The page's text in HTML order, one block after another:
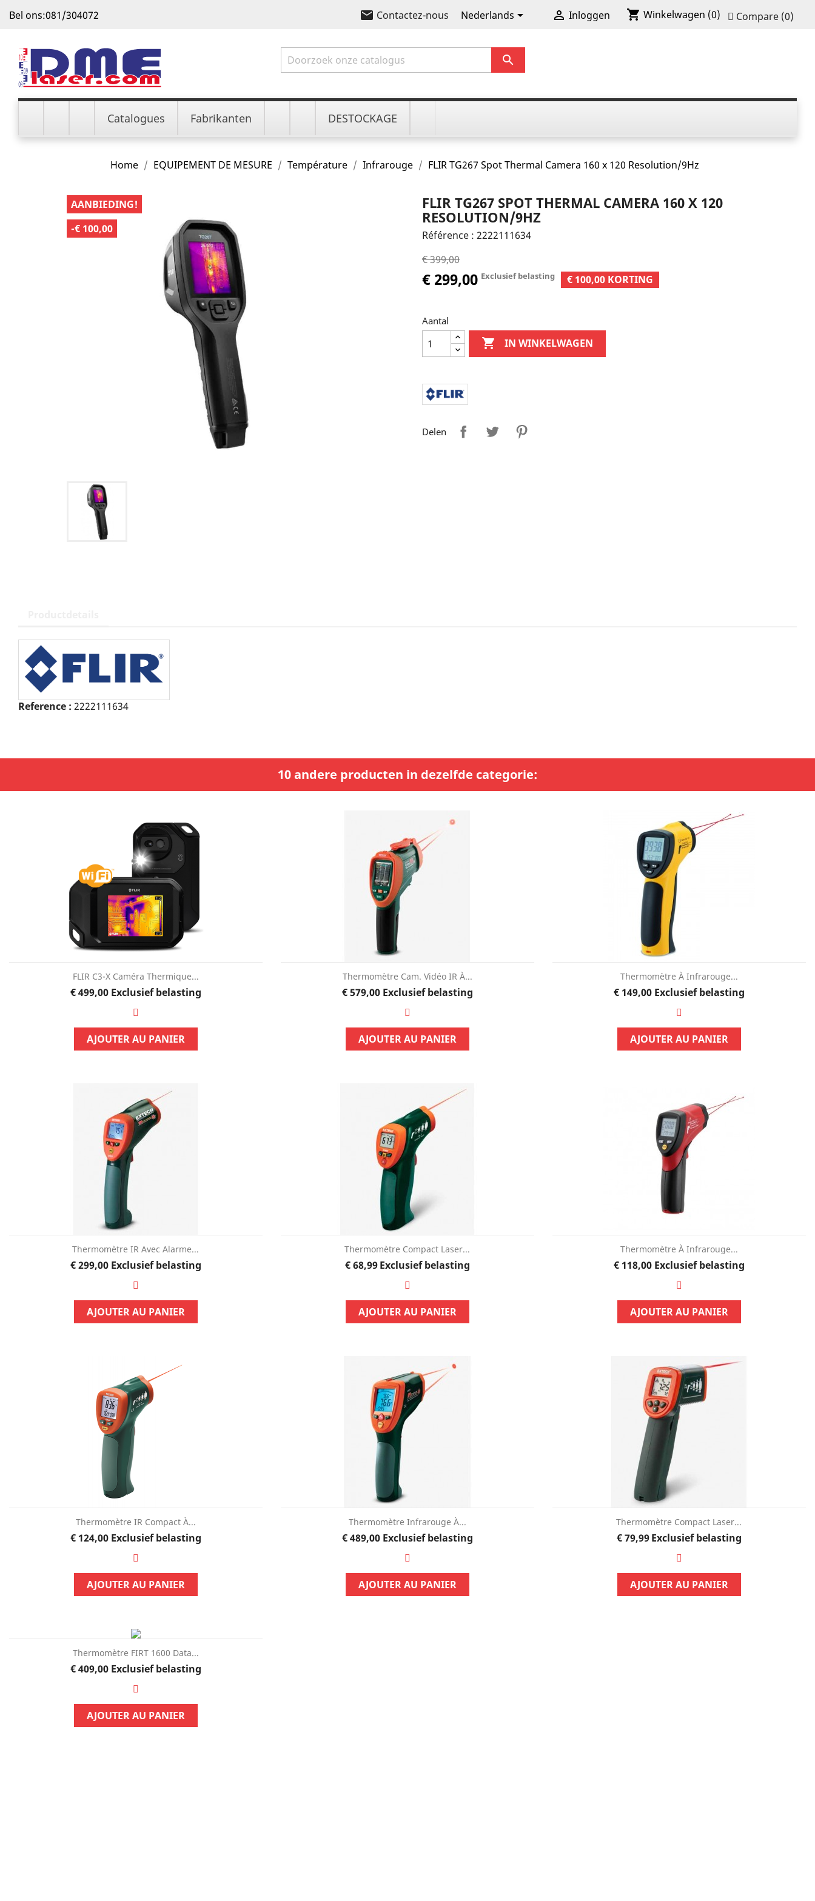
Bel ons:081/304072 email Contactez-nous Nederlands  Inloggen shopping_cart Winkelwagen (0) Compare (0)

Catalogues Fabrikanten DESTOCKAGE
Home EQUIPEMENT DE MESURE Température Infrarouge FLIR TG267 Spot Thermal Camera 160 x 120 Resolution/9Hz
AANBIEDING!
-€ 100,00
FLIR TG267 SPOT THERMAL CAMERA 160 X 120
RESOLUTION/9HZ
Référence : 2222111634
€ 399,00
€ 299,00 Exclusief belasting € 100,00 KORTING
Aantal
 IN WINKELWAGEN
Delen
Reference : 2222111634
10 andere producten in dezelfde categorie:
FLIR C3-X Caméra Thermique...
Prijs
€ 499,00 Exclusief belasting
AJOUTER AU PANIER
Thermomètre Cam. Vidéo IR À...
Prijs
€ 579,00 Exclusief belasting
AJOUTER AU PANIER
Thermomètre À Infrarouge...
Prijs
€ 149,00 Exclusief belasting
AJOUTER AU PANIER
Thermomètre IR Avec Alarme...
Prijs
€ 299,00 Exclusief belasting
AJOUTER AU PANIER
Thermomètre Compact Laser...
Prijs
€ 68,99Exclusief belasting
AJOUTER AU PANIER
Thermomètre À Infrarouge...
Prijs
€ 118,00 Exclusief belasting
AJOUTER AU PANIER
Thermomètre IR Compact À...
Prijs
€ 124,00 Exclusief belasting
AJOUTER AU PANIER
Thermomètre Infrarouge À...
Prijs
€ 489,00 Exclusief belasting
AJOUTER AU PANIER
Thermomètre Compact Laser...
Prijs
€ 79,99Exclusief belasting
AJOUTER AU PANIER
Thermomètre FIRT 1600 Data...
Prijs
€ 409,00 Exclusief belasting
AJOUTER AU PANIER